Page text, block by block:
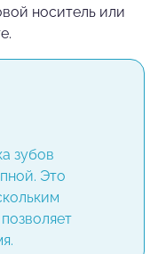
носитель или
зубов
Это